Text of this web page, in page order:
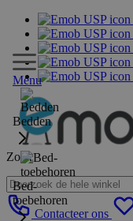
Zoek
Contacteer ons
Menu
Bedden
Bed-
toebehoren